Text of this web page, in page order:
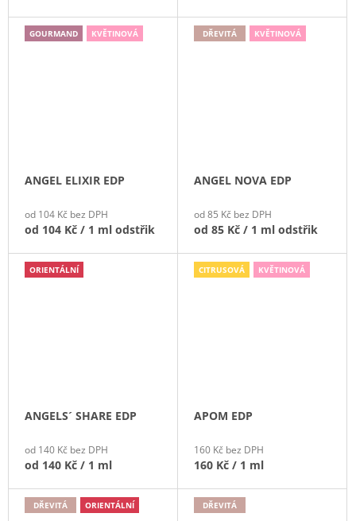
GOURMAND KVĚTINOVÁ
ANGEL ELIXIR EDP
od 104 Kč bez DPH
od 104 Kč / 1 ml odstřik
DŘEVITÁ KVĚTINOVÁ
ANGEL NOVA EDP
od 85 Kč bez DPH
od 85 Kč / 1 ml odstřik
ORIENTÁLNÍ
ANGELS´ SHARE EDP
od 140 Kč bez DPH
od 140 Kč / 1 ml
CITRUSOVÁ KVĚTINOVÁ
APOM EDP
160 Kč bez DPH
160 Kč / 1 ml
DŘEVITÁ ORIENTÁLNÍ DŘEVITÁ